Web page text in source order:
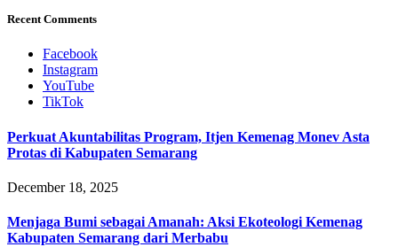
Recent Comments
Facebook
Instagram
YouTube
TikTok
Perkuat Akuntabilitas Program, Itjen Kemenag Monev Asta
Protas di Kabupaten Semarang
December 18, 2025
Menjaga Bumi sebagai Amanah: Aksi Ekoteologi Kemenag
Kabupaten Semarang dari Merbabu